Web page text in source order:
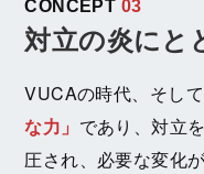
CONCEPT 03
対立の炎にと
VUCAの時代、そし
な力」 であり、対立
圧され、必要な変化